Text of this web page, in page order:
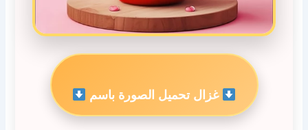
غزال تحميل الصورة باسم